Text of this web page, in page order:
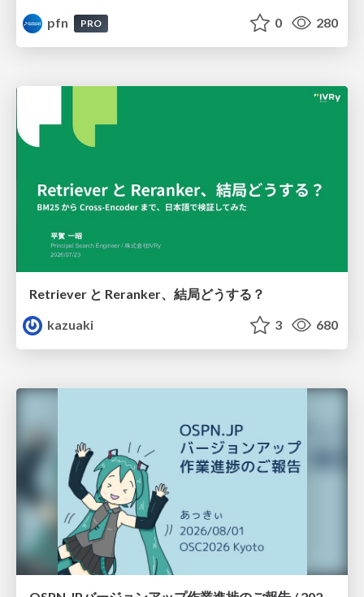
pfn
PRO 0 280
Retriever と Reranker、結局どうする？
kazuaki
3 680